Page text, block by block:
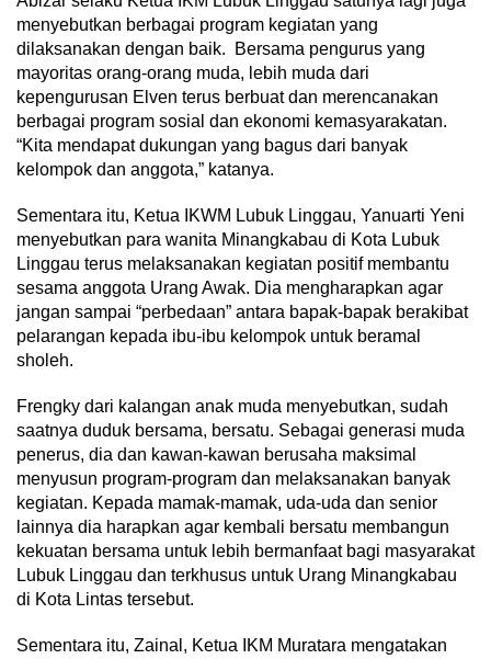
menyebutkan berbagai program kegiatan yang
dilaksanakan dengan baik. Bersama pengurus yang
mayoritas orang-orang muda, lebih muda dari
kepengurusan Elven terus berbuat dan merencanakan
berbagai program sosial dan ekonomi kemasyarakatan.
“Kita mendapat dukungan yang bagus dari banyak
kelompok dan anggota,” katanya.
Sementara itu, Ketua IKWM Lubuk Linggau, Yanuarti Yeni
menyebutkan para wanita Minangkabau di Kota Lubuk
Linggau terus melaksanakan kegiatan positif membantu
sesama anggota Urang Awak. Dia mengharapkan agar
jangan sampai “perbedaan” antara bapak-bapak berakibat
pelarangan kepada ibu-ibu kelompok untuk beramal
sholeh.
Frengky dari kalangan anak muda menyebutkan, sudah
saatnya duduk bersama, bersatu. Sebagai generasi muda
penerus, dia dan kawan-kawan berusaha maksimal
menyusun program-program dan melaksanakan banyak
kegiatan. Kepada mamak-mamak, uda-uda dan senior
lainnya dia harapkan agar kembali bersatu membangun
kekuatan bersama untuk lebih bermanfaat bagi masyarakat
Lubuk Linggau dan terkhusus untuk Urang Minangkabau
di Kota Lintas tersebut.
Sementara itu, Zainal, Ketua IKM Muratara mengatakan